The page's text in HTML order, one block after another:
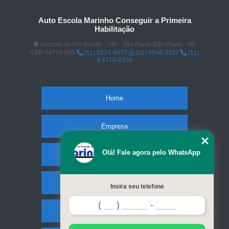
Auto Escola Marinho Conseguir a Primeira
Habilitação
Avenida do Rio Bonito , 790 - São Paulo São Paulo - SP
CEP:04776-000
(11) 5524-4977 (11) 5548-2327
(11)
9.4770-2378
Home
Empresa
Missão
Serviços
Contato
Olá! Fale agora pelo WhatsApp
Insira seu telefone